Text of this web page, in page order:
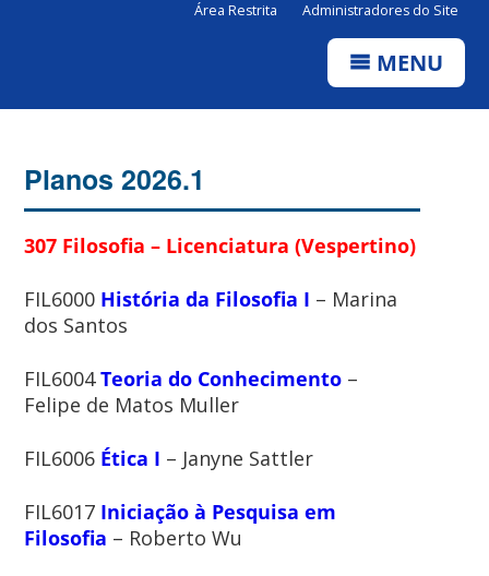
Área Restrita Administradores do Site
MENU
Planos 2026.1
307 Filosofia – Licenciatura (Vespertino)
FIL6000 História da Filosofia I – Marina
dos Santos
FIL6004Teoria do Conhecimento –
Felipe de Matos Muller
FIL6006 Ética I – Janyne Sattler
FIL6017 Iniciação à Pesquisa em
Filosofia – Roberto Wu